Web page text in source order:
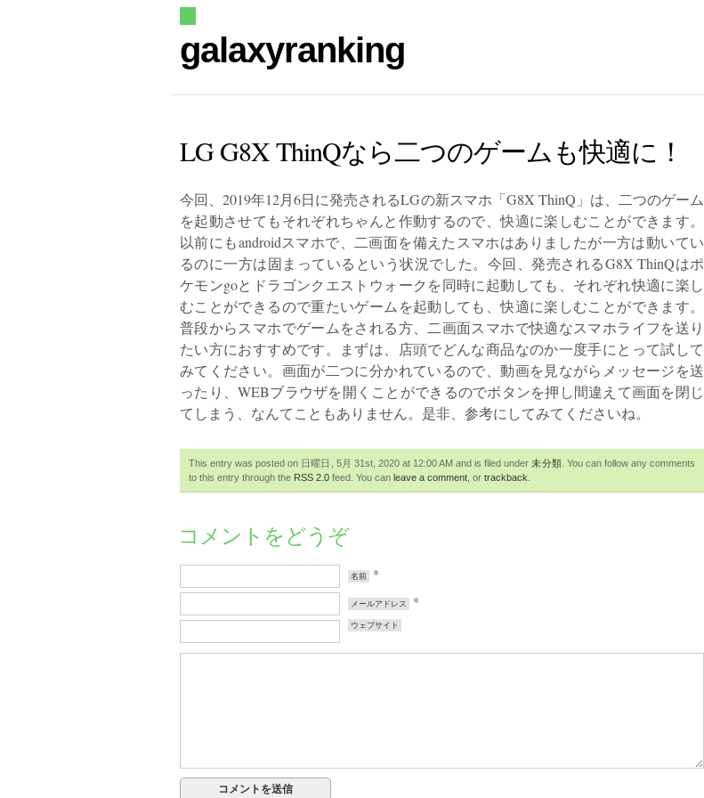
galaxyranking
LG G8X ThinQなら二つのゲームも快適に！
今回、2019年12月6日に発売されるLGの新スマホ「G8X ThinQ」は、二つのゲーム
を起動させてもそれぞれちゃんと作動するので、快適に楽しむことができます。
以前にもandroidスマホで、二画面を備えたスマホはありましたが一方は動いてい
るのに一方は固まっているという状況でした。今回、発売されるG8X ThinQはポ
ケモンgoとドラゴンクエストウォークを同時に起動しても、それぞれ快適に楽し
むことができるので重たいゲームを起動しても、快適に楽しむことができます。
普段からスマホでゲームをされる方、二画面スマホで快適なスマホライフを送り
たい方におすすめです。まずは、店頭でどんな商品なのか一度手にとって試して
みてください。画面が二つに分かれているので、動画を見ながらメッセージを送
ったり、WEBブラウザを開くことができるのでボタンを押し間違えて画面を閉じ
てしまう、なんてこともありません。是非、参考にしてみてくださいね。
This entry was posted on 日曜日, 5月 31st, 2020 at 12:00 AM and is filed under未分類. You can follow any comments
to this entry through the RSS 2.0 feed. You can leave a comment , or trackback
コメントをどうぞ
名前 *
メールアドレス *
ウェブサイト